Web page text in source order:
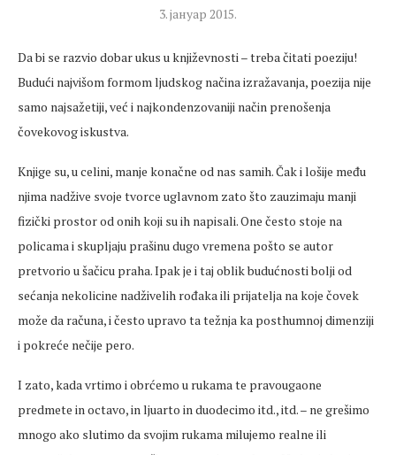
3. јануар 2015.
Da bi se razvio dobar ukus u književnosti – treba čitati poeziju!
Budući najvišom formom ljudskog načina izražavanja, poezija nije
samo najsažetiji, već i najkondenzovaniji način prenošenja
čovekovog iskustva.
Knjige su, u celini, manje konačne od nas samih. Čak i lošije među
njima nadžive svoje tvorce uglavnom zato što zauzimaju manji
fizički prostor od onih koji su ih napisali. One često stoje na
policama i skupljaju prašinu dugo vremena pošto se autor
pretvorio u šačicu praha. Ipak je i taj oblik budućnosti bolji od
sećanja nekolicine nadživelih rođaka ili prijatelja na koje čovek
može da računa, i često upravo ta težnja ka posthumnoj dimenziji
i pokreće nečije pero.
I zato, kada vrtimo i obrćemo u rukama te pravougaone
predmete in octavo, in ljuarto in duodecimo itd., itd. – ne grešimo
mnogo ako slutimo da svojim rukama milujemo realne ili